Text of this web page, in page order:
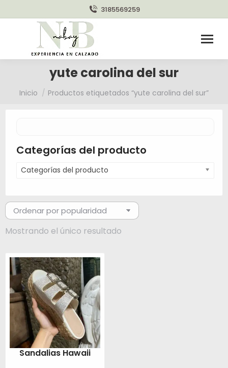
3185569259
yute carolina del sur
Estás aquí:
Inicio Productos etiquetados “yute carolina del sur”
Categorías del producto
Categorías del producto
Mostrando el único resultado
Sandalias Hawaii